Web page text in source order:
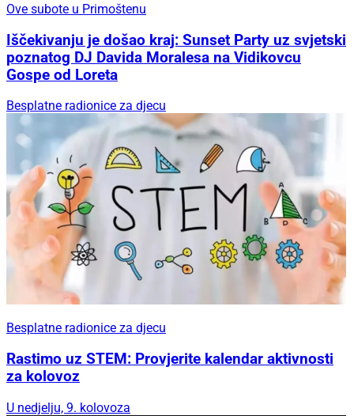
Ove subote u Primoštenu
Iščekivanju je došao kraj: Sunset Party uz svjetski
poznatog DJ Davida Moralesa na Vidikovcu
Gospe od Loreta
Besplatne radionice za djecu
Besplatne radionice za djecu
Rastimo uz STEM: Provjerite kalendar aktivnosti
za kolovoz
U nedjelju, 9. kolovoza